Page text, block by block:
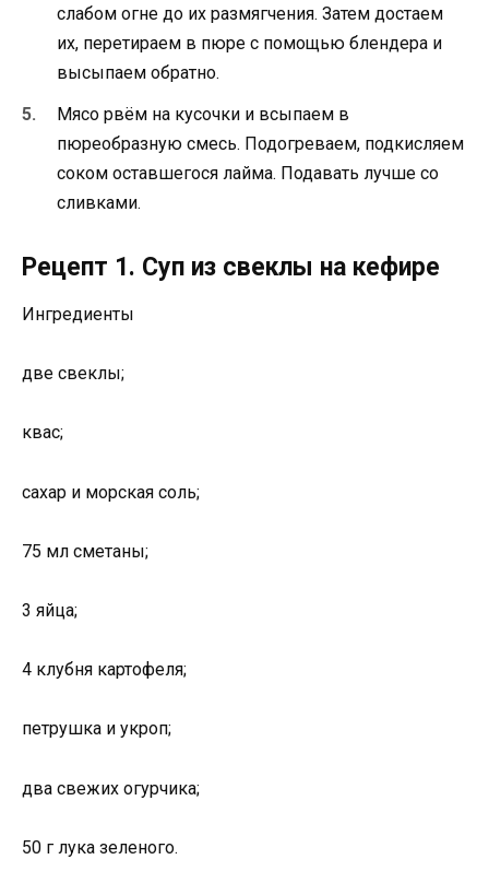
слабом огне до их размягчения. Затем достаем
их, перетираем в пюре с помощью блендера и
высыпаем обратно.
Мясо рвём на кусочки и всыпаем в
пюреобразную смесь. Подогреваем, подкисляем
соком оставшегося лайма. Подавать лучше со
сливками.
Рецепт 1. Суп из свеклы на кефире
Ингредиенты
две свеклы;
квас;
сахар и морская соль;
75 мл сметаны;
3 яйца;
4 клубня картофеля;
петрушка и укроп;
два свежих огурчика;
50 г лука зеленого.